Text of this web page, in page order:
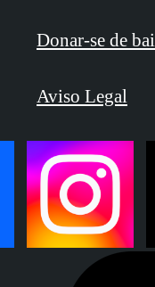
Donar-se de
Aviso Legal